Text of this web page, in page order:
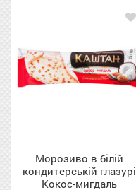
Морозиво в білій
кондитерській глазурі
Кокос-мигдаль